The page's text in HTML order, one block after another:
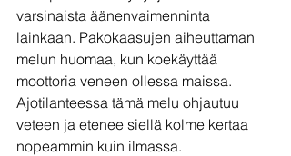
varsinaista äänenvaimenninta
lainkaan. Pakokaasujen aiheuttaman
melun huomaa, kun koekäyttää
moottoria veneen ollessa maissa.
Ajotilanteessa tämä melu ohjautuu
veteen ja etenee siellä kolme kertaa
nopeammin kuin ilmassa.